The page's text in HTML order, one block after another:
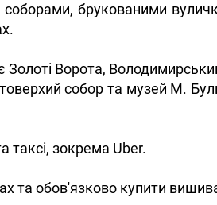
брукованими
Золоті Ворота,
собор та музей М.
зокрема Uber.
та обов'язково купити